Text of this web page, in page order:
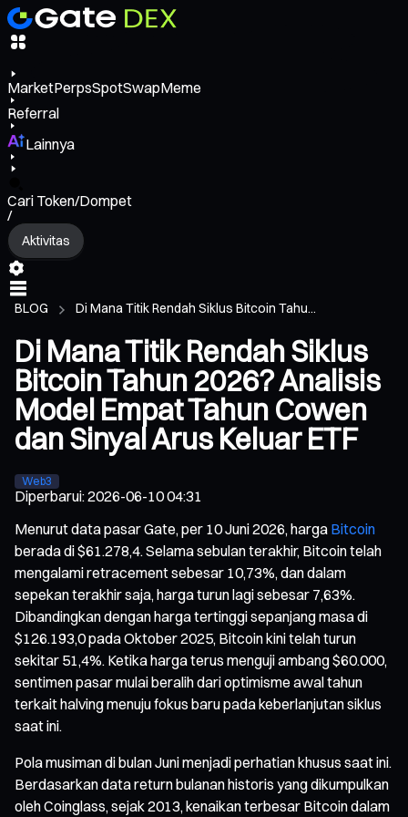
MarketPerpsSpotSwapMeme
Referral
Lainnya
Cari Token/Dompet
/
Aktivitas
BLOG Di Mana Titik Rendah Siklus Bitcoin Tahu...
Di Mana Titik Rendah Siklus
Bitcoin Tahun 2026? Analisis
Model Empat Tahun Cowen
dan Sinyal Arus Keluar ETF
Web3
Diperbarui:2026-06-10 04:31
Menurut data pasar Gate, per 10 Juni 2026, harga Bitcoin
berada di $61.278,4. Selama sebulan terakhir, Bitcoin telah
mengalami retracement sebesar 10,73%, dan dalam
sepekan terakhir saja, harga turun lagi sebesar 7,63%.
Dibandingkan dengan harga tertinggi sepanjang masa di
$126.193,0 pada Oktober 2025, Bitcoin kini telah turun
sekitar 51,4%. Ketika harga terus menguji ambang $60.000,
sentimen pasar mulai beralih dari optimisme awal tahun
terkait halving menuju fokus baru pada keberlanjutan siklus
saat ini.
Pola musiman di bulan Juni menjadi perhatian khusus saat ini.
Berdasarkan data return bulanan historis yang dikumpulkan
oleh Coinglass, sejak 2013, kenaikan terbesar Bitcoin dalam